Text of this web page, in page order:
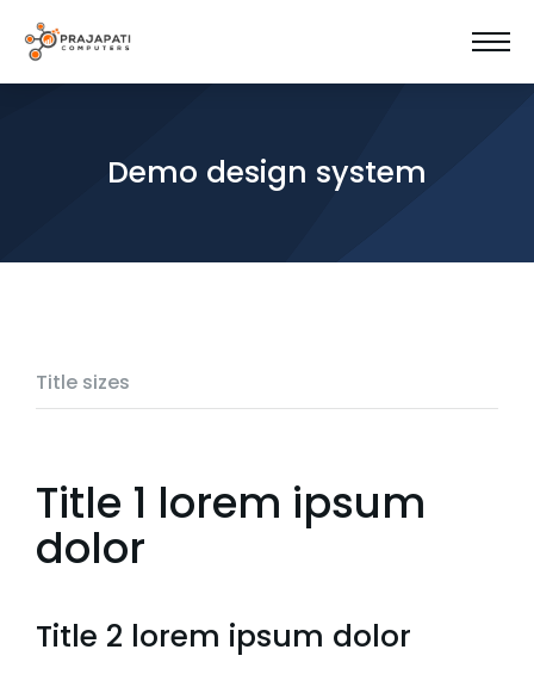
Demo design system
Title sizes
Title 1 lorem ipsum
dolor
Title 2 lorem ipsum dolor